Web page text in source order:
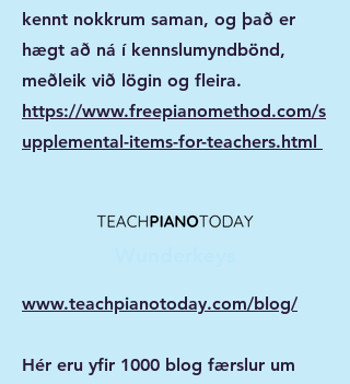
kennt nokkrum saman, og það er
hægt að ná í kennslumyndbönd,
meðleik við lögin og fleira.
https://www.freepianomethod.com/s
upplemental-items-for-teachers.html
www.teachpianotoday.com/blog/
Hér eru yfir 1000 blog færslur um